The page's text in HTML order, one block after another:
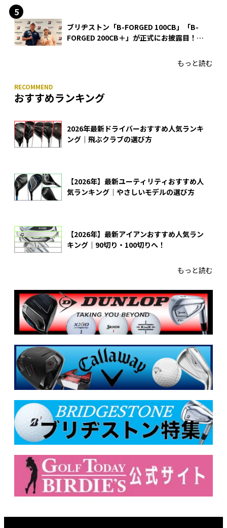
ブリヂストン「B-FORGED 100CB」「B-
FORGED 200CB＋」が正式にお披露目！
もっと読む
おすすめランキング
2026年最新ドライバーおすすめ人気ランキ
ング｜飛ぶクラブの選び方
【2026年】最新ユーティリティおすすめ人
気ランキング｜やさしいモデルの選び方
【2026年】最新アイアンおすすめ人気ラン
キング｜90切り・100切りへ！
もっと読む